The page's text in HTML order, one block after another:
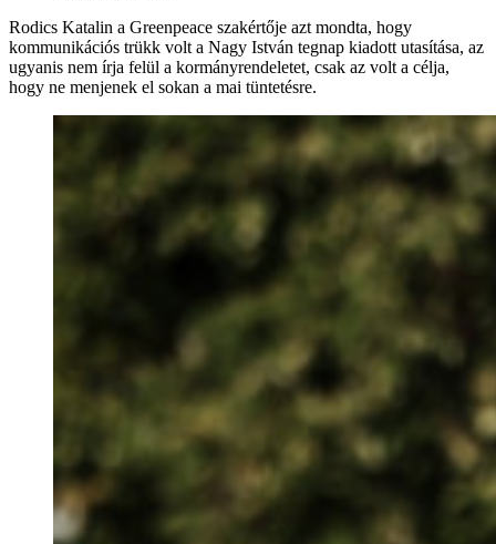
Rodics Katalin a Greenpeace szakértője azt mondta, hogy
kommunikációs trükk volt a Nagy István tegnap kiadott utasítása, az
ugyanis nem írja felül a kormányrendeletet, csak az volt a célja,
hogy ne menjenek el sokan a mai tüntetésre.